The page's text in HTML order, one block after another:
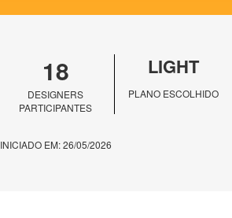
18
DESIGNERS
PARTICIPANTES
LIGHT
PLANO ESCOLHIDO
INICIADO EM: 26/05/2026